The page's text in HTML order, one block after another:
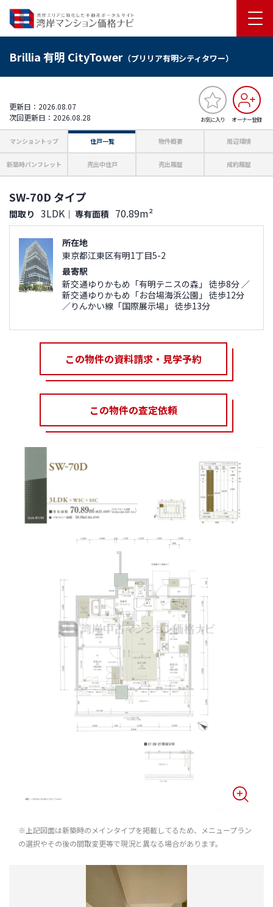
Brillia 有明 CityTower （ブリリア有明シティタワー）
お気に入り オーナー登録
更新日：2026.08.07
次回更新日：2026.08.28
マンショントップ 住戸一覧 物件概要 周辺環境
新築時パンフレット 売出中住戸 売出履歴 成約履歴
SW-70D タイプ
間取り 3LDK ｜ 専有面積 70.89m²
所在地
東京都江東区有明1丁目5-2
最寄駅
新交通ゆりかもめ「有明テニスの森」 徒歩8分 ／
新交通ゆりかもめ「お台場海浜公園」 徒歩12分
／りんかい線「国際展示場」 徒歩13分
この物件の資料請求・見学予約
この物件の査定依頼
※上記図面は新築時のメインタイプを掲載してるため、メニュープラン
の選択やその後の間取変更等で現況と異なる場合があります。